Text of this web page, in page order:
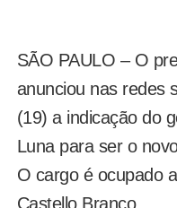
SÃO PAULO – O
anunciou nas redes
(19) a indicação do
Luna para ser o
O cargo é ocupado
Castello Branco.